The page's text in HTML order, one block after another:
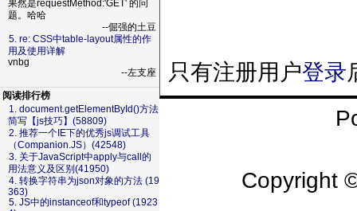
果然是requestMethod:'GET' 的问
题。哈哈
--倔强的土豆
5. re: CSS中table-layout属性的作
用及使用详解
vnbg
--左支座
阅读排行榜
1. document.getElementById()方法
简写【js技巧】(58809)
2. 推荐一个IE下的优秀js调试工具
（Companion.JS）(42548)
3. 关于JavaScript中apply与call的
用法意义及区别(41950)
4. 转换字符串为json对象的方法 (19
363)
5. JS中的instanceof和typeof (1923
只有注册用户登录
Copyright
51La